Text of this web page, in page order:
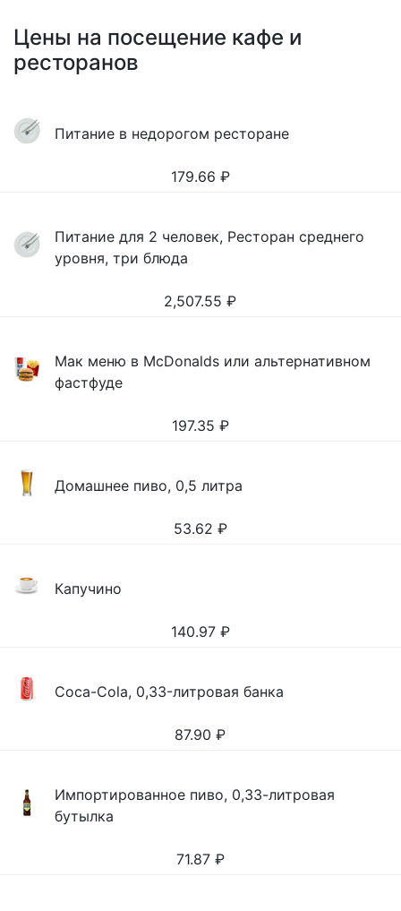
Цены на посещение кафе и
ресторанов
Питание в недорогом ресторане
179.66 ₽
Питание для 2 человек, Ресторан среднего
уровня, три блюда
2,507.55 ₽
Мак меню в McDonalds или альтернативном
фастфуде
197.35 ₽
Домашнее пиво, 0,5 литра
53.62 ₽
Капучино
140.97 ₽
Coca-Cola, 0,33-литровая банка
87.90 ₽
Импортированное пиво, 0,33-литровая
бутылка
71.87 ₽